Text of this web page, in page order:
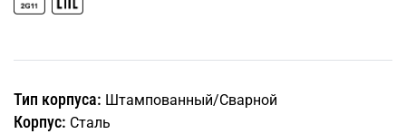
Тип корпуса: Штампованный/Сварной
Корпус: Сталь